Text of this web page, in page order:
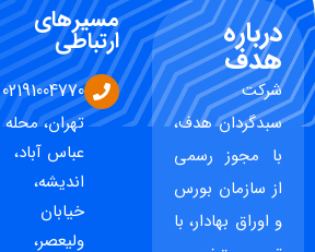
درباره
هدف
شرکت
سبدگردان هدف،
با مجوز رسمی
از سازمان بورس
و اوراق بهادار، با
مسیرهای
ارتباطی
02191004770
تهران، محله
عباس آباد،
اندیشه،
خیابان
ولیعصر،